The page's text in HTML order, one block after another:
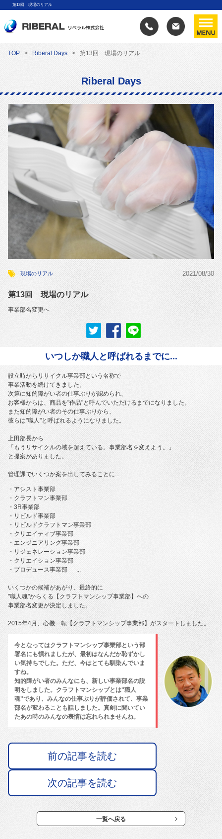
第13回 現場のリアル
TOP Riberal Days 第13回 現場のリアル
Riberal Days
現場のリアル 2021/08/30
第13回 現場のリアル
事業部名変更へ
いつしか職人と呼ばれるまでに...
設立時からリサイクル事業部という名称で
事業活動を続けてきました。
次第に知的障がい者の仕事ぶりが認められ、
お客様からは、商品を"作品"と呼んでいただけるまでになりました。
また知的障がい者のその仕事ぶりから、
彼らは"職人"と呼ばれるようになりました。
上田部長から
「もうリサイクルの域を超えている。事業部名を変えよう。」
と提案がありました。
管理課でいくつか案を出してみることに...
・アシスト事業部
・クラフトマン事業部
・3R事業部
・リビルド事業部
・リビルドクラフトマン事業部
・クリエイティブ事業部
・エンジニアリング事業部
・リジェネレーション事業部
・クリエイション事業部
・プロデュース事業部 ...
いくつかの候補があがり、最終的に
"職人魂"からくる【クラフトマンシップ事業部】への
事業部名変更が決定しました。
2015年4月、心機一転【クラフトマンシップ事業部】がスタートしました。
今となってはクラフトマンシップ事業部という部
署名にも慣れましたが、最初はなんだか恥ずかし
い気持ちでした。ただ、今はとても馴染んでいま
すね。
知的障がい者のみんなにも、新しい事業部名の説
明をしました。クラフトマンシップとは"職人
魂"であり、みんなの仕事ぶりが評価されて、事業
部名が変わることも話しました。真剣に聞いてい
たあの時のみんなの表情は忘れられませんね。
前の記事を読む
次の記事を読む
一覧へ戻る